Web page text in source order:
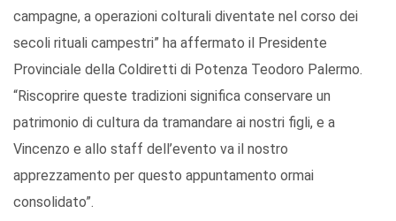
campagne, a operazioni colturali diventate nel corso dei
secoli rituali campestri” ha affermato il Presidente
Provinciale della Coldiretti di Potenza Teodoro Palermo.
“Riscoprire queste tradizioni significa conservare un
patrimonio di cultura da tramandare ai nostri figli, e a
Vincenzo e allo staff dell’evento va il nostro
apprezzamento per questo appuntamento ormai
consolidato”.